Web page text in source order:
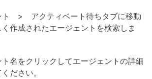
ト > アクティベート待ちタブに移動
く作成されたエージェントを検索しま
名をクリックしてエージェントの詳細
ださい。